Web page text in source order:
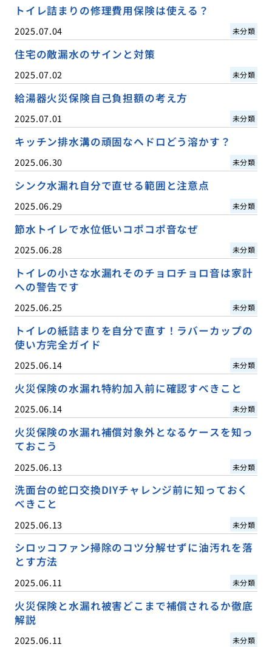
トイレ詰まりの修理費用保険は使える？
2025.07.04 未分類
住宅の敵漏水のサインと対策
2025.07.02 未分類
給湯器火災保険自己負担額の考え方
2025.07.01 未分類
キッチン排水溝の頑固なヘドロどう溶かす？
2025.06.30 未分類
シンク水漏れ自分で直せる範囲と注意点
2025.06.29 未分類
節水トイレで水位低いコポコポ音なぜ
2025.06.28 未分類
トイレの小さな水漏れそのチョロチョロ音は家計
への警告です
2025.06.25 未分類
トイレの紙詰まりを自分で直す！ラバーカップの
使い方完全ガイド
2025.06.14 未分類
火災保険の水漏れ特約加入前に確認すべきこと
2025.06.14 未分類
火災保険の水漏れ補償対象外となるケースを知っ
ておこう
2025.06.13 未分類
洗面台の蛇口交換DIYチャレンジ前に知っておく
べきこと
2025.06.13 未分類
シロッコファン掃除のコツ分解せずに油汚れを落
とす方法
2025.06.11 未分類
火災保険と水漏れ被害どこまで補償されるか徹底
解説
2025.06.11 未分類